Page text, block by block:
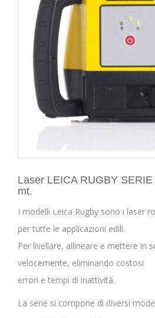
Laser LEICA RUGBY
mt.
I modelli Leica Rugby sono i laser
per tutte le applicazioni edili.
Per livellare, allineare e mettere in
velocemente, eliminando costosi
errori e tempi di inattività.
La serie si compone di diversi